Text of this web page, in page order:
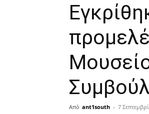
Από ant1south - 7